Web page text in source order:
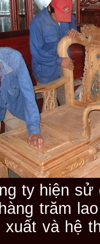
ty hiện
trăm
và hệ